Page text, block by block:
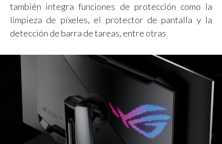
también integra funciones de protección como la
limpieza de píxeles, el protector de pantalla y la
detección de barra de tareas, entre otras.